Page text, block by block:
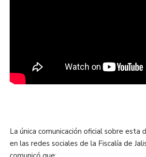
La única comunicación oficial sobre esta
en las redes sociales de la Fiscalía de